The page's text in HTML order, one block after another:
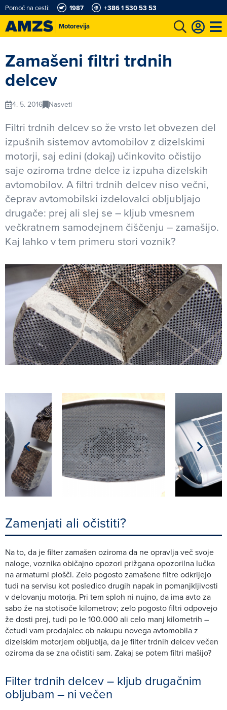
Motorevija
Pomoč na cesti: 1987 +386 1 530 53 53
Zamašeni filtri trdnih
delcev
4. 5. 2016 Nasveti
Filtri trdnih delcev so že vrsto let obvezen del
izpušnih sistemov avtomobilov z dizelskimi
motorji, saj edini (dokaj) učinkovito očistijo
saje oziroma trdne delce iz izpuha dizelskih
avtomobilov. A filtri trdnih delcev niso večni,
čeprav avtomobilski izdelovalci obljubljajo
drugače: prej ali slej se – kljub vmesnem
večkratnem samodejnem čiščenju – zamašijo.
Kaj lahko v tem primeru stori voznik?
Zamenjati ali očistiti?
Na to, da je filter zamašen oziroma da ne opravlja več svoje
naloge, voznika običajno opozori prižgana opozorilna lučka
na armaturni plošči. Zelo pogosto zamašene filtre odkrijejo
tudi na servisu kot posledico drugih napak in pomanjkljivosti
v delovanju motorja. Pri tem sploh ni nujno, da ima avto za
sabo že na stotisoče kilometrov; zelo pogosto filtri odpovejo
že dosti prej, tudi po le 100.000 ali celo manj kilometrih –
četudi vam prodajalec ob nakupu novega avtomobila z
dizelskim motorjem obljublja, da je filter trdnih delcev večen
oziroma da se zna očistiti sam. Zakaj se potem filtri mašijo?
Filter trdnih delcev – kljub drugačnim
obljubam – ni večen